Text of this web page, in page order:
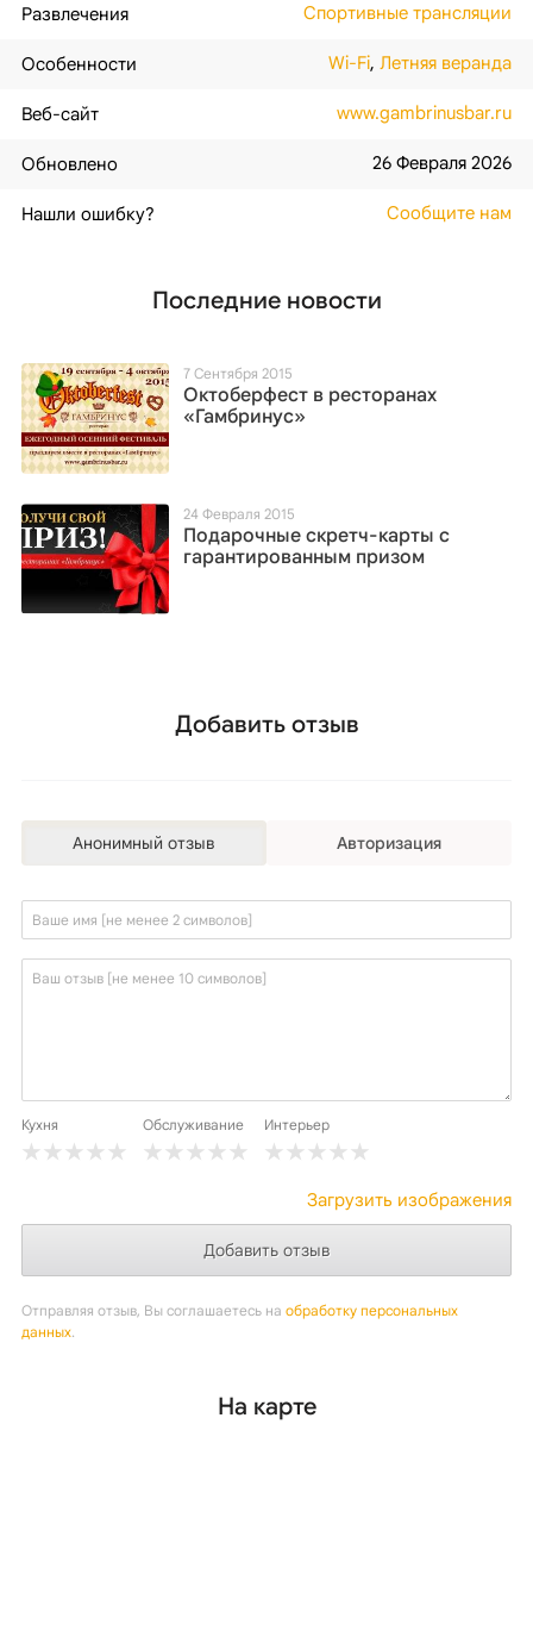
Развлечения Спортивные трансляции
Особенности Wi-Fi,Летняя веранда
Веб-сайт www.gambrinusbar.ru
Обновлено 26 Февраля 2026
Нашли ошибку? Сообщите нам
Последние новости
7 Сентября 2015
Октоберфест в ресторанах
«Гамбринус»
24 Февраля 2015
Подарочные скретч-карты с
гарантированным призом
Добавить отзыв
Анонимный отзыв Авторизация
Кухня Обслуживание Интерьер
Загрузить изображения
Отправляя отзыв, Вы соглашаетесь на обработку персональных
данных.
На карте